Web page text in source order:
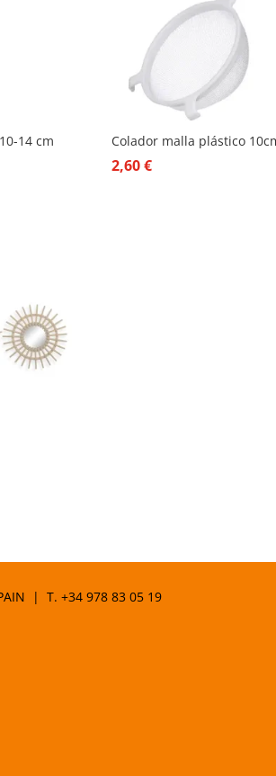
14 cm Colador malla plástico
2,60€
| T. +34 978 83 05 19